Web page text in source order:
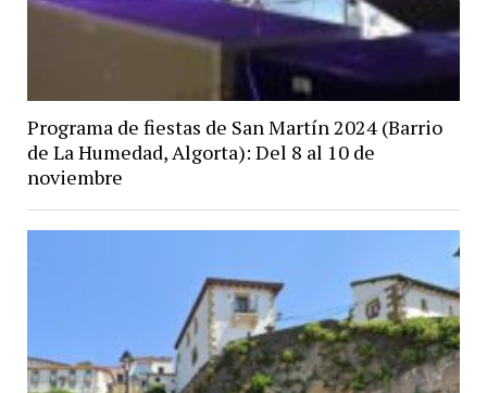
Programa de fiestas de San Martín 2024 (Barrio
de La Humedad, Algorta): Del 8 al 10 de
noviembre